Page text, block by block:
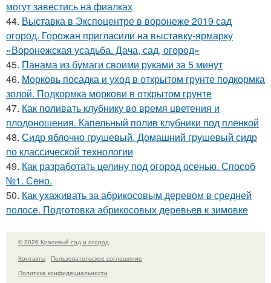
могут завестись на фиалках
44. Выставка в Экспоцентре в воронеже 2019 сад
огород. Горожан пригласили на выставку-ярмарку
«Воронежская усадьба. Дача, сад, огород»
45. Панама из бумаги своими руками за 5 минут
46. Морковь посадка и уход в открытом грунте подкормка
золой. Подкормка моркови в открытом грунте
47. Как поливать клубнику во время цветения и
плодоношения. Капельный полив клубники под пленкой
48. Сидр яблочно грушевый. Домашний грушевый сидр
по классической технологии
49. Как разработать целину под огород осенью. Способ
№1. Сено.
50. Как ухаживать за абрикосовым деревом в средней
полосе. Подготовка абрикосовых деревьев к зимовке
© 2026 Красивый сад и огород
Контакты
Пользовательское соглашение
Политика конфидециальности